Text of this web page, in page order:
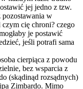
jej jedno z tzw.
pozostawania w
cię chroni? czego
je postawić
jeśli potrafi sama
cierpiąca z powodu
bez wsparcia z
(skądinąd rozsądnych)
Zimbardo. Mimo